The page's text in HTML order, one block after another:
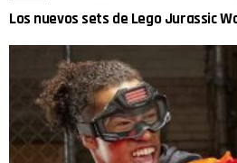
Los nuevos sets de Lego Jurassic